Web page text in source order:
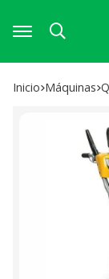
Buscar
Inicio máquinas